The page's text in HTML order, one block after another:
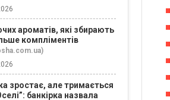
ароматів, які збирають
компліментів
зростає, але тримається
банкірка назвала